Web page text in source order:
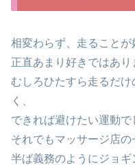
相変わらず、走ることが
正直あまり好きではあり
むしろひたすら走るだ
く、
できれば避けたい運動で
それでもマッサージ店の
半ば義務のようにジョギ